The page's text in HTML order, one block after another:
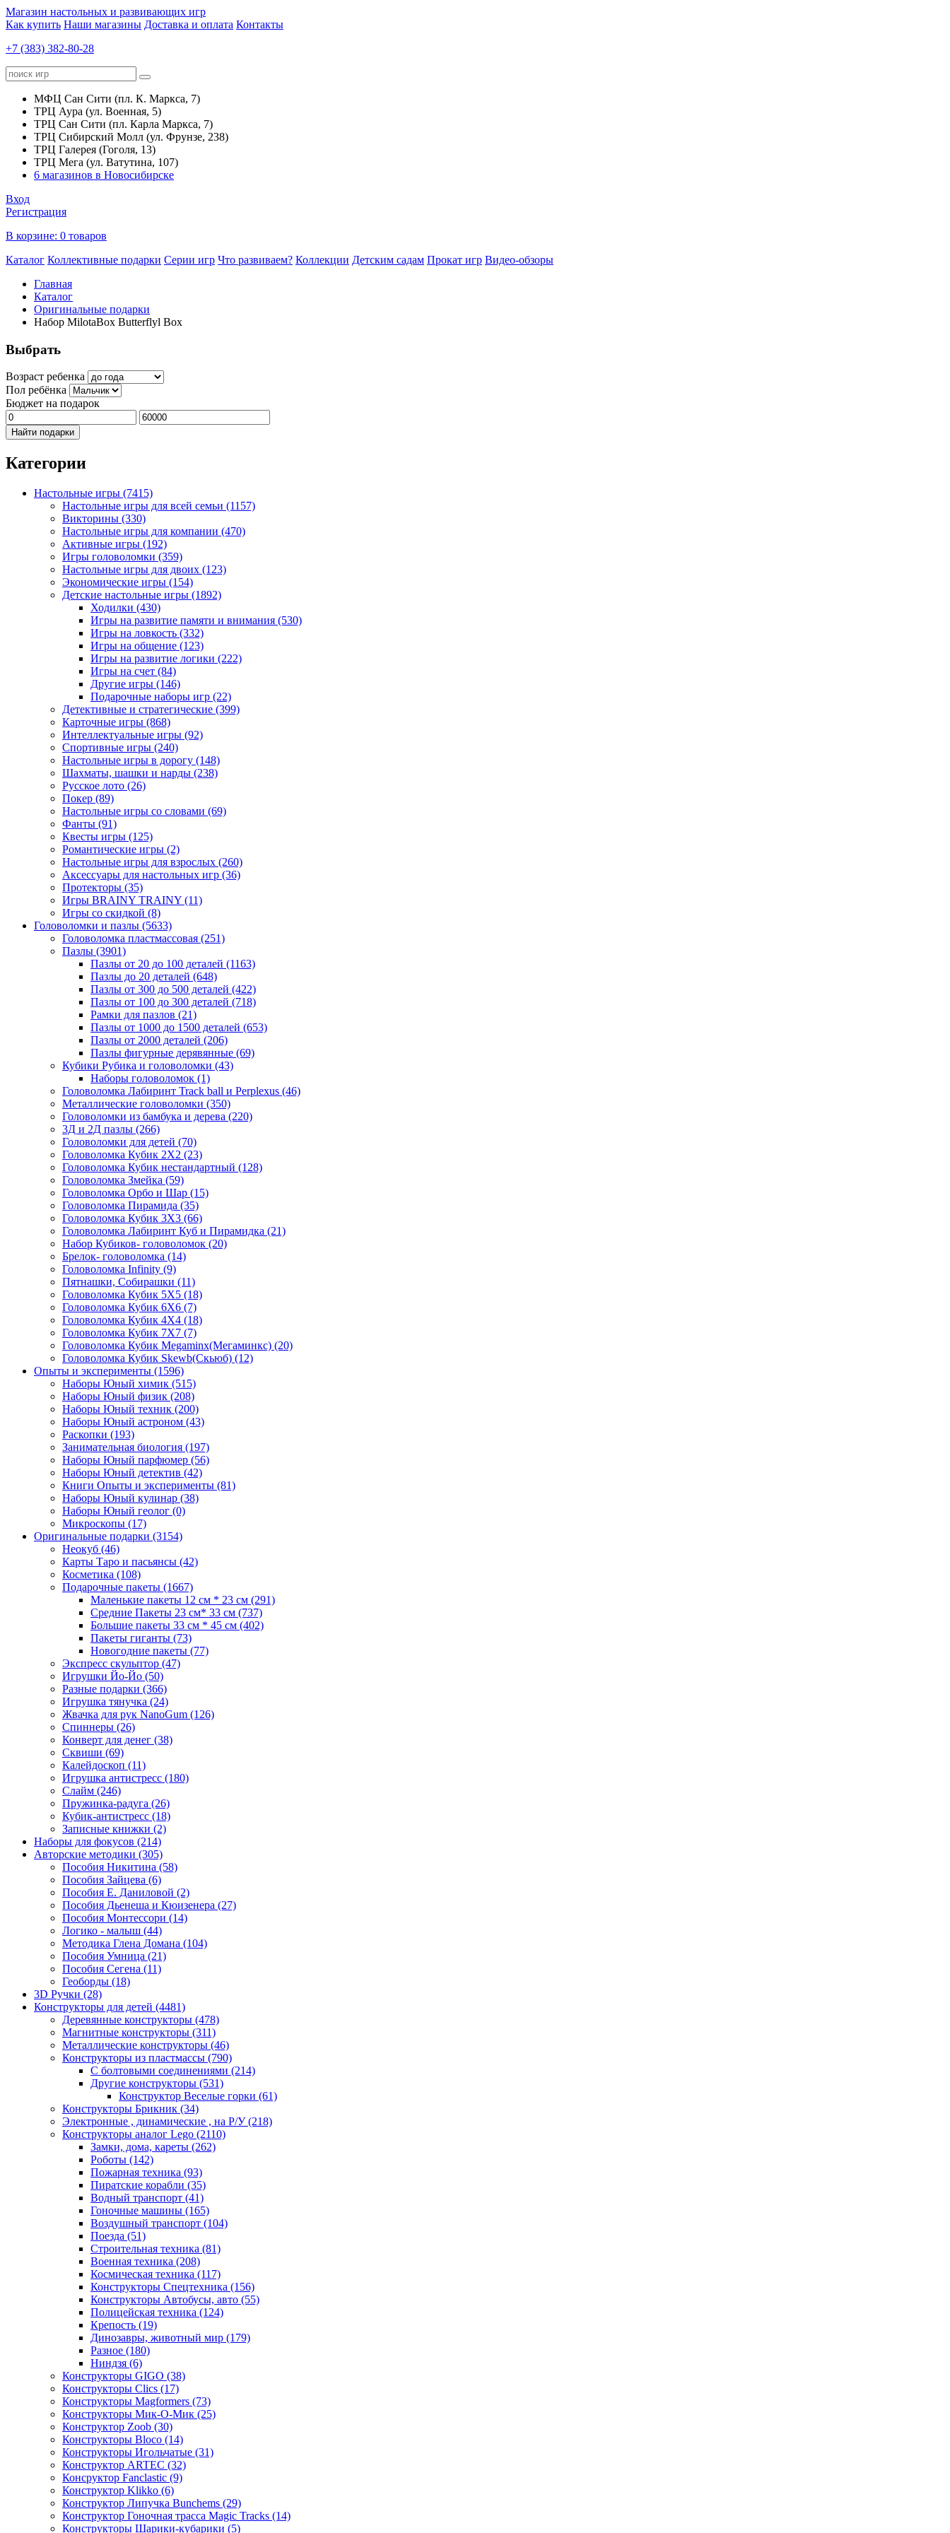
Магазин настольных и развивающих игр
Как купить Наши магазины Доставка и оплата Контакты
+7 (383) 382-80-28
МФЦ Сан Сити (пл. К. Маркса, 7)
ТРЦ Аура (ул. Военная, 5)
ТРЦ Сан Сити (пл. Карла Маркса, 7)
ТРЦ Сибирский Молл (ул. Фрунзе, 238)
ТРЦ Галерея (Гоголя, 13)
ТРЦ Мега (ул. Ватутина, 107)
6 магазинов в Новосибирске
Вход
Регистрация
В корзине: 0 товаров
Каталог Коллективные подарки Серии игр Что развиваем? Коллекции Детским садам Прокат игр Видео-обзоры
Главная
Каталог
Оригинальные подарки
Набор MilotaBox Butterflyl Box
Выбрать
Возраст ребенка
Пол ребёнка
Бюджет на подарок
Найти подарки
Категории
Настольные игры (7415)
Настольные игры для всей семьи (1157)
Викторины (330)
Настольные игры для компании (470)
Активные игры (192)
Игры головоломки (359)
Настольные игры для двоих (123)
Экономические игры (154)
Детские настольные игры (1892)
Ходилки (430)
Игры на развитие памяти и внимания (530)
Игры на ловкость (332)
Игры на общение (123)
Игры на развитие логики (222)
Игры на счет (84)
Другие игры (146)
Подарочные наборы игр (22)
Детективные и стратегические (399)
Карточные игры (868)
Интеллектуальные игры (92)
Спортивные игры (240)
Настольные игры в дорогу (148)
Шахматы, шашки и нарды (238)
Русское лото (26)
Покер (89)
Настольные игры со словами (69)
Фанты (91)
Квесты игры (125)
Романтические игры (2)
Настольные игры для взрослых (260)
Аксессуары для настольных игр (36)
Протекторы (35)
Игры BRAINY TRAINY (11)
Игры со скидкой (8)
Головоломки и пазлы (5633)
Головоломка пластмассовая (251)
Пазлы (3901)
Пазлы от 20 до 100 деталей (1163)
Пазлы до 20 деталей (648)
Пазлы от 300 до 500 деталей (422)
Пазлы от 100 до 300 деталей (718)
Рамки для пазлов (21)
Пазлы от 1000 до 1500 деталей (653)
Пазлы от 2000 деталей (206)
Пазлы фигурные дерявянные (69)
Кубики Рубика и головоломки (43)
Наборы головоломок (1)
Головоломка Лабиринт Track ball и Perplexus (46)
Металлические головоломки (350)
Головоломки из бамбука и дерева (220)
3Д и 2Д пазлы (266)
Головоломки для детей (70)
Головоломка Кубик 2Х2 (23)
Головоломка Кубик нестандартный (128)
Головоломка Змейка (59)
Головоломка Орбо и Шар (15)
Головоломка Пирамида (35)
Головоломка Кубик 3Х3 (66)
Головоломка Лабиринт Куб и Пирамидка (21)
Набор Кубиков- головоломок (20)
Брелок- головоломка (14)
Головоломка Infinity (9)
Пятнашки, Собирашки (11)
Головоломка Кубик 5Х5 (18)
Головоломка Кубик 6Х6 (7)
Головоломка Кубик 4Х4 (18)
Головоломка Кубик 7Х7 (7)
Головоломка Кубик Megaminx(Мегаминкс) (20)
Головоломка Кубик Skewb(Скьюб) (12)
Опыты и эксперименты (1596)
Наборы Юный химик (515)
Наборы Юный физик (208)
Наборы Юный техник (200)
Наборы Юный астроном (43)
Раскопки (193)
Занимательная биология (197)
Наборы Юный парфюмер (56)
Наборы Юный детектив (42)
Книги Опыты и эксперименты (81)
Наборы Юный кулинар (38)
Наборы Юный геолог (0)
Микроскопы (17)
Оригинальные подарки (3154)
Неокуб (46)
Карты Таро и пасьянсы (42)
Косметика (108)
Подарочные пакеты (1667)
Маленькие пакеты 12 см * 23 см (291)
Средние Пакеты 23 см* 33 см (737)
Большие пакеты 33 см * 45 см (402)
Пакеты гиганты (73)
Новогодние пакеты (77)
Экспресс скульптор (47)
Игрушки Йо-Йо (50)
Разные подарки (366)
Игрушка тянучка (24)
Жвачка для рук NanoGum (126)
Спиннеры (26)
Конверт для денег (38)
Сквиши (69)
Калейдоскоп (11)
Игрушка антистресс (180)
Слайм (246)
Пружинка-радуга (26)
Кубик-антистресс (18)
Записные книжки (2)
Наборы для фокусов (214)
Авторские методики (305)
Пособия Никитина (58)
Пособия Зайцева (6)
Пособия Е. Даниловой (2)
Пособия Дьенеша и Кюизенера (27)
Пособия Монтессори (14)
Логико - малыш (44)
Методика Глена Домана (104)
Пособия Умница (21)
Пособия Сегена (11)
Геоборды (18)
3D Ручки (28)
Конструкторы для детей (4481)
Деревянные конструкторы (478)
Магнитные конструкторы (311)
Металлические конструкторы (46)
Конструкторы из пластмассы (790)
С болтовыми соединениями (214)
Другие конструкторы (531)
Конструктор Веселые горки (61)
Конструкторы Брикник (34)
Электронные , динамические , на Р/У(218)
Конструкторы аналог Lego (2110)
Замки, дома, кареты (262)
Роботы (142)
Пожарная техника (93)
Пиратские корабли (35)
Водный транспорт (41)
Гоночные машины (165)
Воздушный транспорт (104)
Поезда (51)
Строительная техника (81)
Военная техника (208)
Космическая техника (117)
Конструкторы Спецтехника (156)
Конструкторы Автобусы, авто (55)
Полицейская техника (124)
Крепость (19)
Динозавры, животный мир (179)
Разное (180)
Ниндзя (6)
Конструкторы GIGO (38)
Конструкторы Clics (17)
Конструкторы Magformers (73)
Конструкторы Мик-О-Мик (25)
Конструктор Zoob (30)
Конструкторы Bloco (14)
Конструкторы Игольчатые (31)
Конструктор ARTEC (32)
Консруктор Fanclastic (9)
Конструктор Klikko (6)
Конструктор Липучка Bunchems (29)
Конструктор Гоночная трасса Magic Tracks (14)
Конструкторы Шарики-кубарики (5)